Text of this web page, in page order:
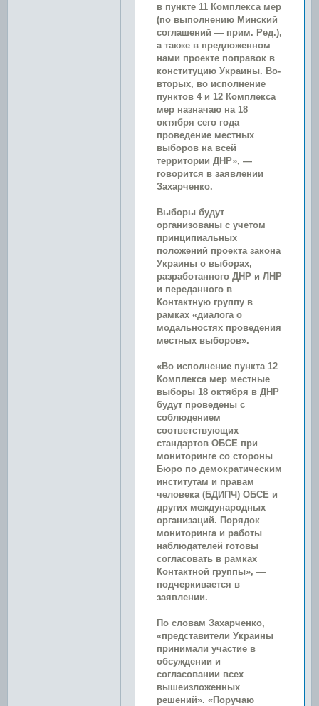
в пункте 11 Комплекса мер
(по выполнению Минский
соглашений — прим. Ред.),
а также в предложенном
нами проекте поправок в
конституцию Украины. Во-
вторых, во исполнение
пунктов 4 и 12 Комплекса
мер назначаю на 18
октября сего года
проведение местных
выборов на всей
территории ДНР», —
говорится в заявлении
Захарченко.
Выборы будут
организованы с учетом
принципиальных
положений проекта закона
Украины о выборах,
разработанного ДНР и ЛНР
и переданного в
Контактную группу в
рамках «диалога о
модальностях проведения
местных выборов».
«Во исполнение пункта 12
Комплекса мер местные
выборы 18 октября в ДНР
будут проведены с
соблюдением
соответствующих
стандартов ОБСЕ при
мониторинге со стороны
Бюро по демократическим
институтам и правам
человека (БДИПЧ) ОБСЕ и
других международных
организаций. Порядок
мониторинга и работы
наблюдателей готовы
согласовать в рамках
Контактной группы», —
подчеркивается в
заявлении.
По словам Захарченко,
«представители Украины
принимали участие в
обсуждении и
согласовании всех
вышеизложенных
решений». «Поручаю